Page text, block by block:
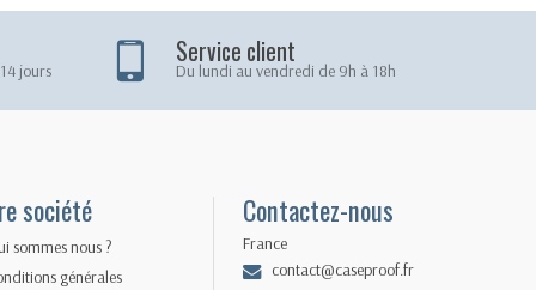
jours
Service client
Du lundi au vendredi de 9h à 18h
société
sommes nous ?
générales
Contactez-nous
France
contact@caseproof.fr